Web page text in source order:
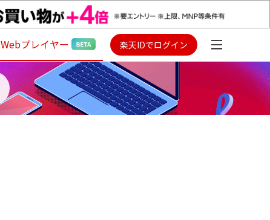
Webプレイヤー 楽天IDでログイン